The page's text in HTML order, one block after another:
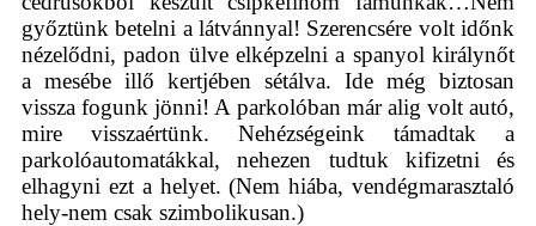
győztünk betelni a látvánnyal! Szerencsére volt időnk
nézelődni, padon ülve elképzelni a spanyol királynőt
a mesébe illő kertjében sétálva. Ide még biztosan
vissza fogunk jönni! A parkolóban már alig volt autó,
mire visszaértünk. Nehézségeink támadtak a
parkolóautomatákkal, nehezen tudtuk kifizetni és
elhagyni ezt a helyet. (Nem hiába, vendégmarasztaló
hely-nem csak szimbolikusan.)